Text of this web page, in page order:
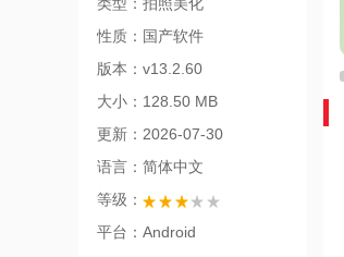
性质：国产软件
版本：v13.2.60
大小：128.50 MB
更新：2026-07-30
语言：简体中文
等级：
平台：Android